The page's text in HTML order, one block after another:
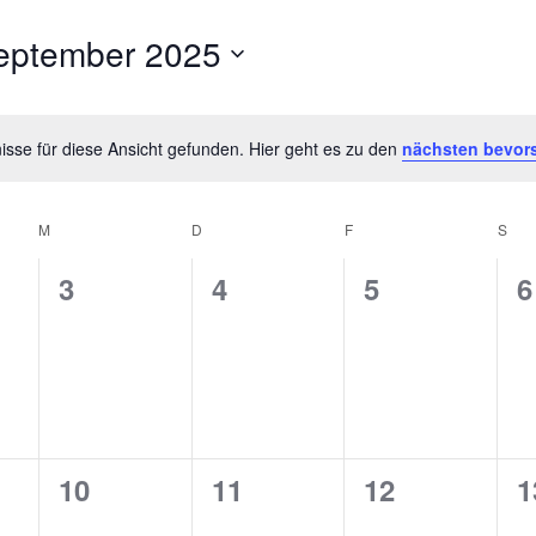
Hinweis
für diese Ansicht gefunden. Hier geht es zu den nächsten
2025
M D F S
0
3
0
4
0
5
0
6
0
10
0
11
0
12
0